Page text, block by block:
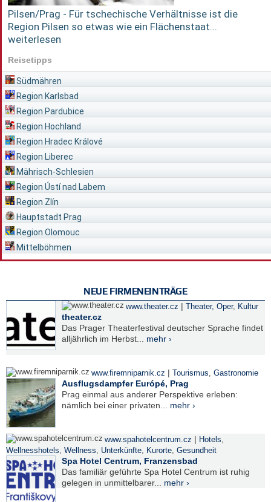
Pilsen/Prag - Für tschechische Verhältnisse ist die
Region Pilsen so etwas wie ein Flächenstaat...
weiterlesen
Reisetipps
Südmähren
Region Karlsbad
Region Pardubice
Region Hochland
Region Hradec Králové
Region Liberec
Mährisch-Schlesien
Region Ústí nad Labem
Region Zlín
Hauptstadt Prag
Region Olomouc
Mittelböhmen
NEUE FIRMENEINTRÄGE
www.theater.cz | Theater, Oper, Kultur
theater.cz
Das Prager Theaterfestival deutscher Sprache findet
alljährlich im Herbst... mehr ›
www.firemniparnik.cz | Tourismus, Gastronomie
Ausflugsdampfer Európé, Prag
Prag einmal aus anderer Perspektive erleben:
nämlich bei einer privaten... mehr ›
www.spahotelcentrum.cz | Hotels,
Wellnesshotels, Wellness, Unterkünfte, Kurorte, Gesundheit
Spa Hotel Centrum, Franzensbad
Das familiär geführte Spa Hotel Centrum ist ruhig
gelegen in unmittelbarer... mehr ›